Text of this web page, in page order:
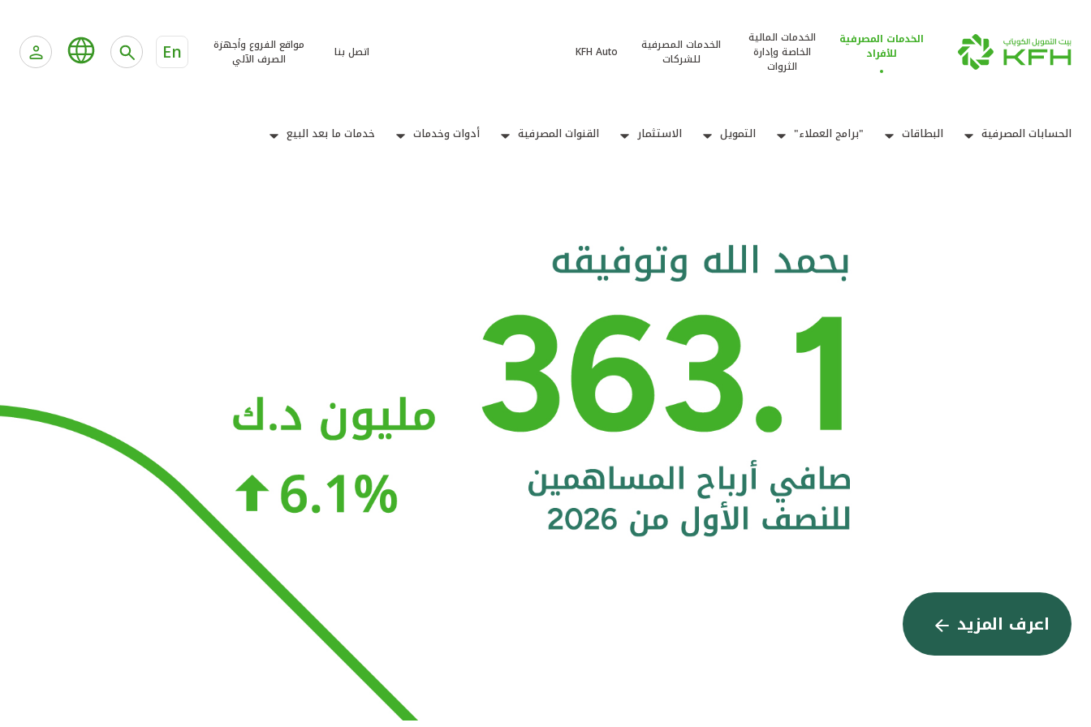
الخدمات المصرفية
للأفراد
الخدمات المالية
الخاصة وإدارة
الثروات
الخدمات المصرفية
للشركات
KFH Auto اتصل بنا
مواقع الفروع وأجهزة
الصرف الآلي
En
الحسابات المصرفية البطاقات "برامج العملاء" التمويل الاستثمار القنوات المصرفية أدوات وخدمات خدمات ما بعد البيع
اعرف المزيد